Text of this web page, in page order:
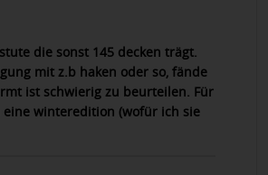
die sonst 145 decken trägt.
mit z.b haken oder so, fände
ist schwierig zu beurteilen. Für
winteredition (wofür ich sie